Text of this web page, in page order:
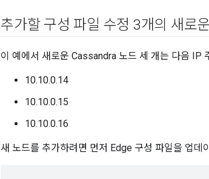
추가할 구성 파일 수정 3개의 새로
이 예에서 새로운 Cassandra 노드 세 개는 다음 IP
10.10.0.14
10.10.0.15
10.10.0.16
새 노드를 추가하려면 먼저 Edge 구성 파일을 업데